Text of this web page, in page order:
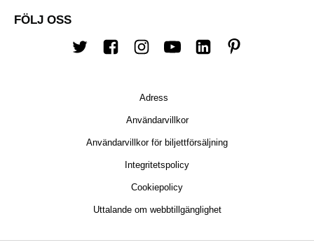
FÖLJ OSS
TwitterFacebookInstagram
youtubeLinkedIn
Adress
Användarvillkor
Användarvillkor för biljettförsäljning
Integritetspolicy
Cookiepolicy
Uttalande om webbtillgänglighet